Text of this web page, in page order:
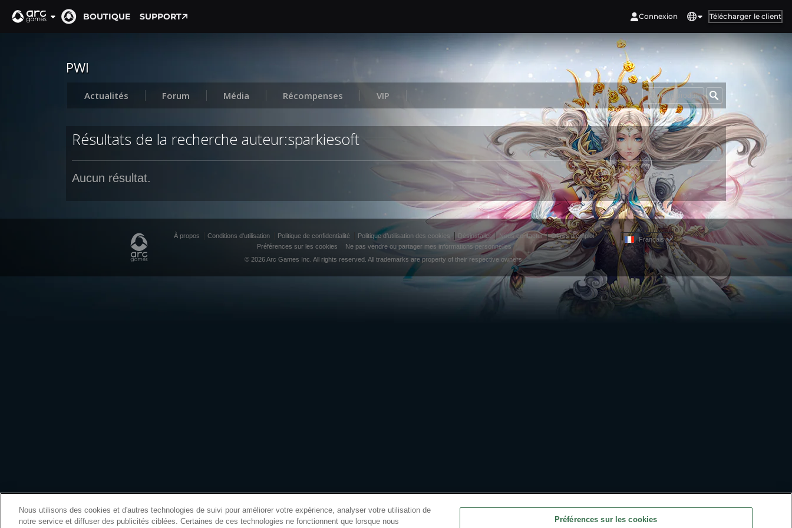
BOUTIQUE SUPPORT Connexion Télécharger le client
PWI
Actualités Forum Média Récompenses VIP Page du produit
Résultats de la recherche auteur:sparkiesoft
Aucun résultat.
Français
À propos Conditions d'utilisation Politique de confidentialité Politique d’utilisation des cookies Désinstaller Nous contacter
Offres d'emploi
Préférences sur les cookies
Ne pas vendre ou partager mes informations personnelles
© 2026 Arc Games Inc. All rights reserved. All trademarks are property of their respective owners.
Nous utilisons des cookies et d'autres technologies de suivi pour améliorer votre expérience, analyser votre utilisation de
notre service et diffuser des publicités ciblées. Certaines de ces technologies ne fonctionnent que lorsque nous
Préférences sur les cookies